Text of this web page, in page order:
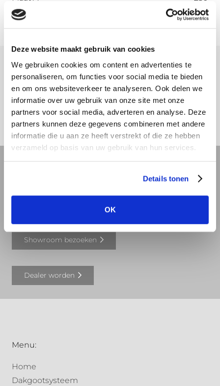
Deze website maakt gebruik van cookies
We gebruiken cookies om content en advertenties te
personaliseren, om functies voor social media te bieden
en om ons websiteverkeer te analyseren. Ook delen we
informatie over uw gebruik van onze site met onze
partners voor social media, adverteren en analyse. Deze
partners kunnen deze gegevens combineren met andere
informatie die u aan ze heeft verstrekt of die ze hebben
verzameld op basis van uw gebruik van hun services.
Details tonen
OK
Meer informatie
Download hier onze montagehandleiding
Showroom bezoeken
Dealer worden
Menu:
Home
Dakgootsysteem